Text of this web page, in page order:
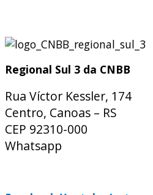
Regional Sul 3 da CNBB
Rua Víctor Kessler, 174
Centro, Canoas – RS
CEP 92310-000
Whatsapp